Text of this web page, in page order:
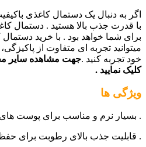
اگر به دنبال یک دستمال کاغذی
با قدرت جذب بالا هستید . دستمال
برای شما خواهد بود . با خرید
میتوانید تجربه ای متفاوت از
خود تجربه کنید .جهت مشاهده سایر
کلیک نمایید .
ویژگی ها
. بسیار نرم و مناسب برای پوست
. قابلیت جذب بالای رطوبت برای